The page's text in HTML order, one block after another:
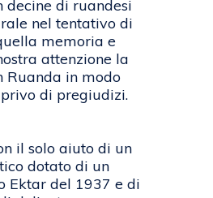
decine di ruandesi
nel tentativo di
memoria e
attenzione la
Ruanda in modo
privo di pregiudizi.
il solo aiuto di un
dotato di un
Ektar del 1937 e di